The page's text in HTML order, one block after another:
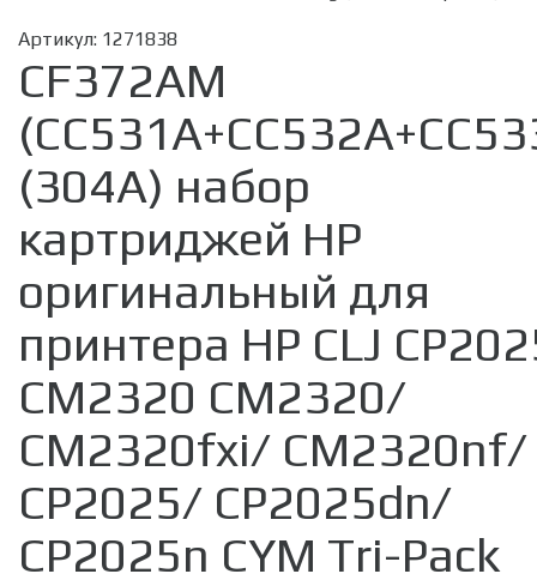
Артикул: 1271838
CF372AM
(304A) набор
картриджей HP
оригинальный для
принтера HP CLJ
CM2320 CM2320/
CM2320fxi/ CM2320nf/
CP2025/ CP2025dn/
CP2025n CYM Tri-Pack